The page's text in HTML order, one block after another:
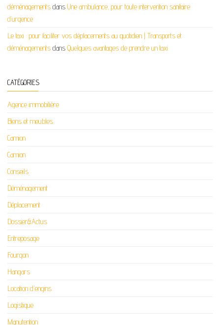
déménagements dans Une ambulance, pour toute intervention sanitaire
d’urgence
Le taxi : pour faciliter vos déplacements au quotidien | Transports et
déménagements dans Quelques avantages de prendre un taxi
CATÉGORIES
Agence immobilière
Biens et meubles
Camion
Camion
Conseils
Déménagement
Déplacement
Dossier&Actus
Entreposage
Fourgon
Hangars
Location d'engins
Logistique
Manutention